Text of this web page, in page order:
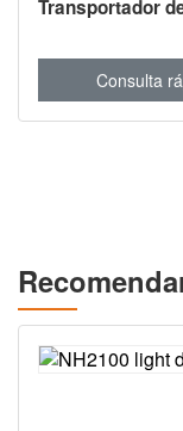
Transportador
Consulta